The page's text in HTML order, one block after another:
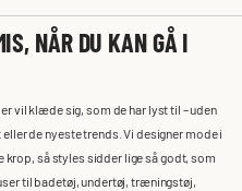
NÅR DU KAN GÅ I
vil klæde sig, som de har lyst til – uden
de nyeste trends. Vi designer mode i
så styles sidder lige så godt, som
til badetøj, undertøj, træningstøj,